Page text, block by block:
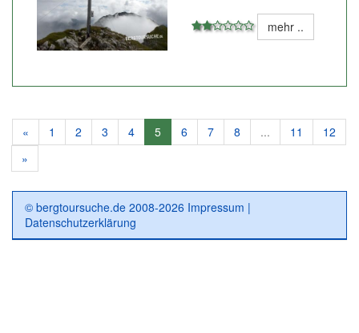
mehr ..
« 1 2 3 4 5 6 7 8 ... 11
12
»
© bergtoursuche.de 2008-2026 Impressum |
Datenschutzerklärung